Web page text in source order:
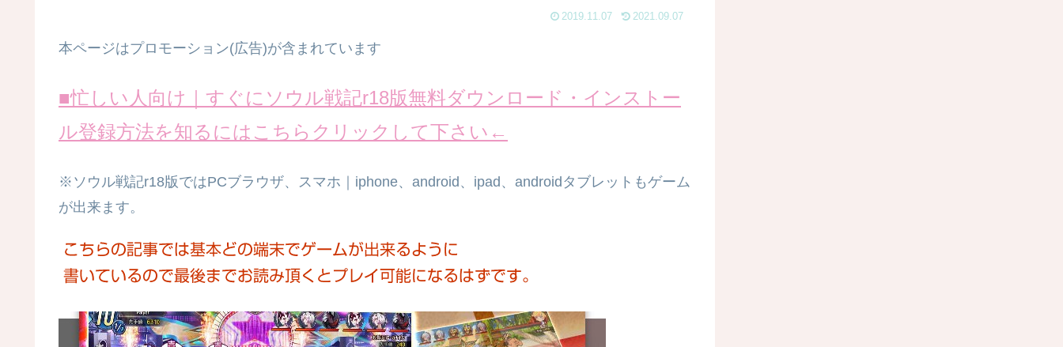
2019.11.07 2021.09.07
本ページはプロモーション(広告)が含まれています
■忙しい人向け｜すぐにソウル戦記r18版無料ダウンロード・インストー
ル登録方法を知るにはこちらクリックして下さい←
※ ソウル戦記r18版ではPCブラウザ、スマホ｜iphone、android、ipad、androidタブレットもゲーム
が出来ます。